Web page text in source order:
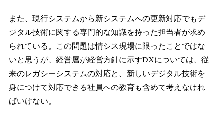
また、現行システムから新システムへの更新対応でもデ
ジタル技術に関する専門的な知識を持った担当者が求め
られている。この問題は情シス現場に限ったことではな
いと思うが、経営層が経営方針に示すDXについては、従
来のレガシーシステムの対応と、新しいデジタル技術を
身につけて対応できる社員への教育も含めて考えなけれ
ばいけない。